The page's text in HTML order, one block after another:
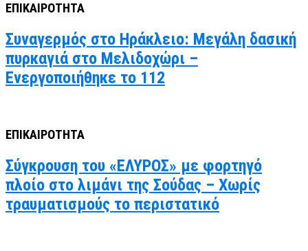
ΕΠΙΚΑΙΡΟΤΗΤΑ
Συναγερμός στο Ηράκλειο: Μεγάλη δασική
πυρκαγιά στο Μελιδοχώρι –
Ενεργοποιήθηκε το 112
ΕΠΙΚΑΙΡΟΤΗΤΑ
Σύγκρουση του «ΕΛΥΡΟΣ» με φορτηγό
πλοίο στο λιμάνι της Σούδας – Χωρίς
τραυματισμούς το περιστατικό